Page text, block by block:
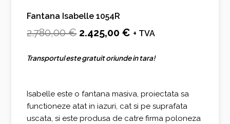
Fantana Isabelle 1054R
2.780,00€ Prețul
a
2.780,00 €.
2.425,00€ Prețul
+ TVA
Transportul este gratuit oriunde in tara!
Isabelle este o fantana masiva, proiectata sa
functioneze atat in iazuri, cat si pe suprafata
uscata, si este produsa de catre firma poloneza